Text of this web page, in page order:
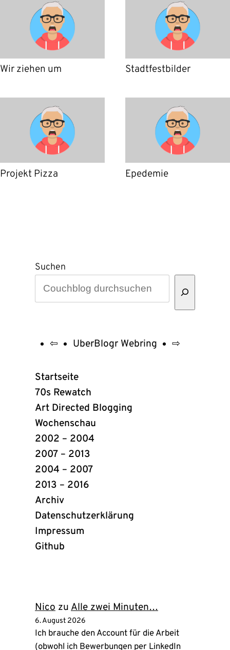
Wir ziehen um Stadtfestbilder
Projekt Pizza Epedemie
Suchen
UberBlogr
Webring
Links
⇦ UberBlogr Webring ⇨
Startseite
70s Rewatch
Art Directed Blogging
Wochenschau
2002 – 2004
2007 – 2013
2004 – 2007
2013 – 2016
Archiv
Datenschutzerklärung
Impressum
Github
Nico zu Alle zwei Minuten…
6. August 2026
Ich brauche den Account für die Arbeit
(obwohl ich Bewerbungen per LinkedIn